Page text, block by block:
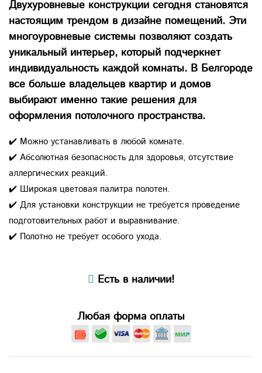
Двухуровневые конструкции сегодня становятся
настоящим трендом в дизайне помещений. Эти
многоуровневые системы позволяют создать
уникальный интерьер, который подчеркнет
индивидуальность каждой комнаты. В Белгороде
все больше владельцев квартир и домов
выбирают именно такие решения для
оформления потолочного пространства.
✔️ Можно устанавливать в любой комнате.
✔️ Абсолютная безопасность для здоровья, отсутствие
аллергических реакций.
✔️ Широкая цветовая палитра полотен.
✔️ Для установки конструкции не требуется проведение
подготовительных работ и выравнивание.
✔️ Полотно не требует особого ухода.
Есть в наличии!
Любая форма оплаты